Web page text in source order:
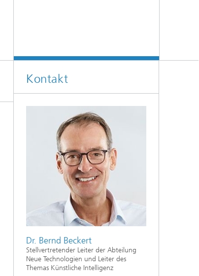
Kontakt
Dr. Bernd Beckert
Stellvertretender Leiter der Abteilung
Neue Technologien und Leiter des
Themas Künstliche Intelligenz